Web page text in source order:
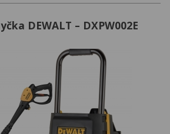
DEWALT – DXPW002E